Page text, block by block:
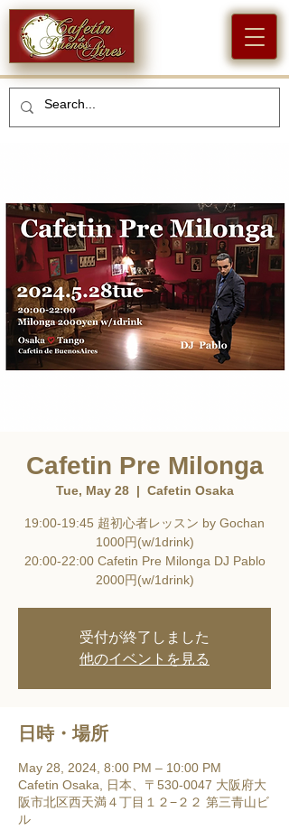
Cafetin Pre Milonga
Tue, May 28
  |
Cafetin Osaka
19:00-19:45 超初心者レッスン by Gochan
1000円(w/1drink)
20:00-22:00 Cafetin Pre Milonga DJ Pablo
2000円(w/1drink)
受付が終了しました
他のイベントを見る
日時・場所
May 28, 2024, 8:00 PM – 10:00 PM
Cafetin Osaka, 日本、〒530-0047 大阪府大
阪市北区西天満４丁目１２−２２ 第三青山ビ
ル